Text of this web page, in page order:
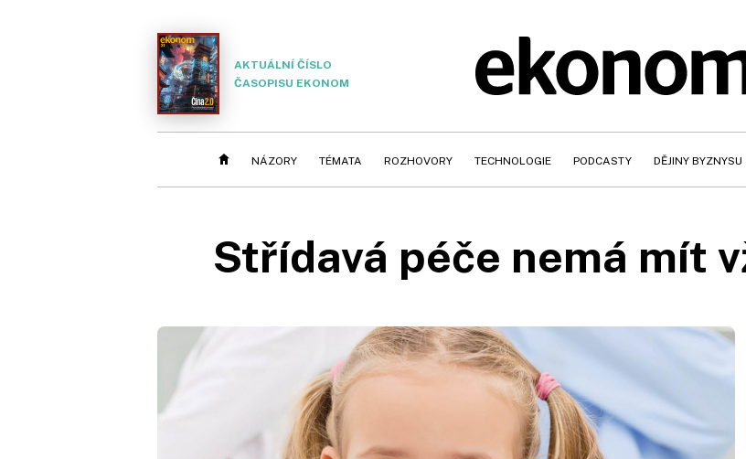
AKTUÁLNÍ ČÍSLO
ČASOPISU EKONOM
NÁZORY TÉMATA ROZHOVORY TECHNOLOGIE PODCASTY DĚJINY BYZNYSU
Střídavá péče nemá mít